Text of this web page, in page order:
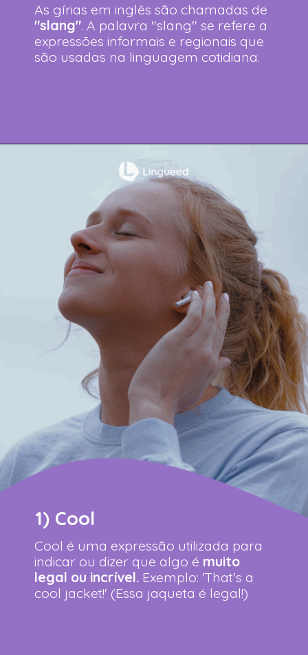
As gírias em inglês são chamadas de
"slang". A palavra "slang" se refere a
expressões informais e regionais que
são usadas na linguagem cotidiana.
1) Cool
Cool é uma expressão utilizada para
indicar ou dizer que algo é muito
legal ou incrível. Exemplo: 'That's a
cool jacket!' (Essa jaqueta é legal!)